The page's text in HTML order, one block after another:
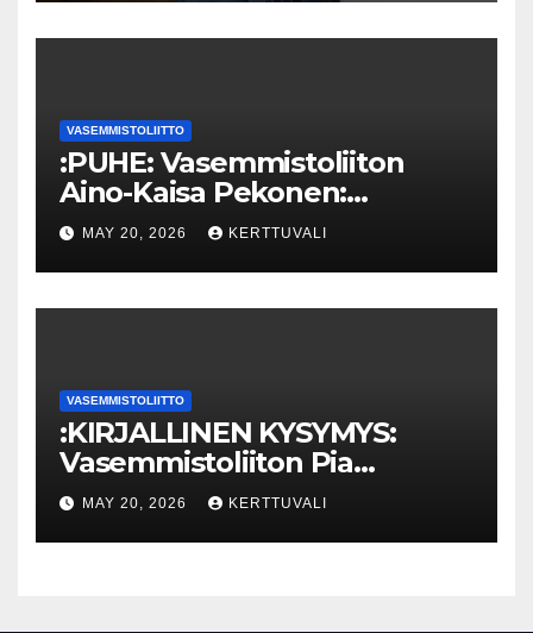
VASEMMISTOLIITTO
:PUHE: Vasemmistoliiton
Aino-Kaisa Pekonen:
Eriarvoistumisen
pysäyttäminen luo
turvallisuutta
MAY 20, 2026 KERTTUVALI
VASEMMISTOLIITTO
:KIRJALLINEN KYSYMYS:
Vasemmistoliiton Pia
Lohikoski: Missä viipyy Orpon
hallituksen drooniohjeistus
kunnille?
MAY 20, 2026 KERTTUVALI